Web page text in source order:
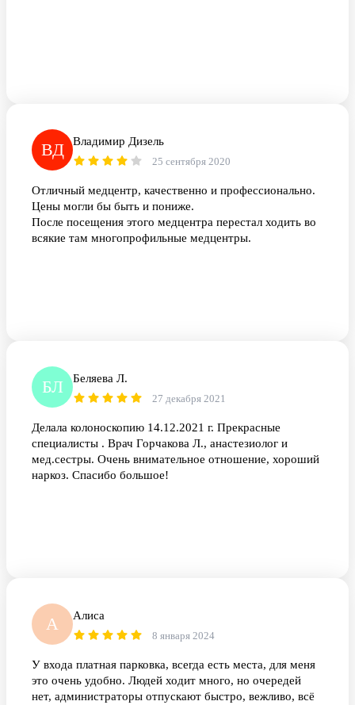
ВД Владимир Дизель
25 сентября 2020
Отличный медцентр, качественно и профессионально.
Цены могли бы быть и пониже.
После посещения этого медцентра перестал ходить во
всякие там многопрофильные медцентры.
БЛ Беляева Л.
27 декабря 2021
Делала колоноскопию 14.12.2021 г. Прекрасные
специалисты . Врач Горчакова Л., анастезиолог и
мед.сестры. Очень внимательное отношение, хороший
наркоз. Спасибо большое!
А Алиса
8 января 2024
У входа платная парковка, всегда есть места, для меня
это очень удобно. Людей ходит много, но очередей
нет, администраторы отпускают быстро, вежливо, всё